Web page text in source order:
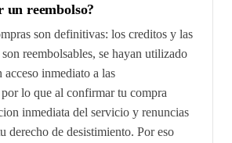
un reembolso?
son definitivas: los creditos y las
reembolsables, se hayan utilizado
inmediato a las
lo que al confirmar tu compra
inmediata del servicio y renuncias
derecho de desistimiento. Por eso